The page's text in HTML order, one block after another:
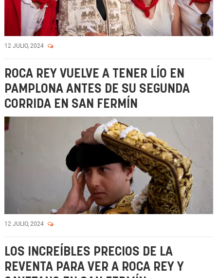
12 JULIO, 2024
ROCA REY VUELVE A TENER LÍO EN
PAMPLONA ANTES DE SU SEGUNDA
CORRIDA EN SAN FERMÍN
12 JULIO, 2024
LOS INCREÍBLES PRECIOS DE LA
REVENTA PARA VER A ROCA REY Y